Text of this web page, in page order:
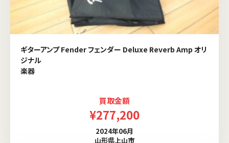
ギターアンプ Fender フェンダー Deluxe Reverb Amp オリ
ジナル
楽器
買取金額
¥277,200
2024年06月
山形県上山市